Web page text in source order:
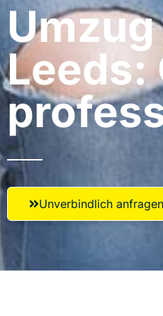
Leeds:
Unverbindlich anfragen